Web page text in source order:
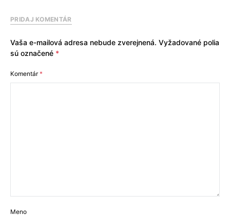
PRIDAJ KOMENTÁR
Vaša e-mailová adresa nebude zverejnená. Vyžadované polia
sú označené *
Komentár*
Meno